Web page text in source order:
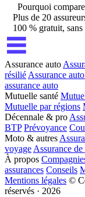
Pourquoi
Plus de 20
100 % gratuit, sans
Assurance auto
résilié Assurance
assurance auto
Mutuelle santé
Mutuelle par régions
Décennale & pro
BTP Prévoyance
Moto & autres
voyage Assurance de
À propos
assurances Conseils
Mentions légales ©
réservés · 2026